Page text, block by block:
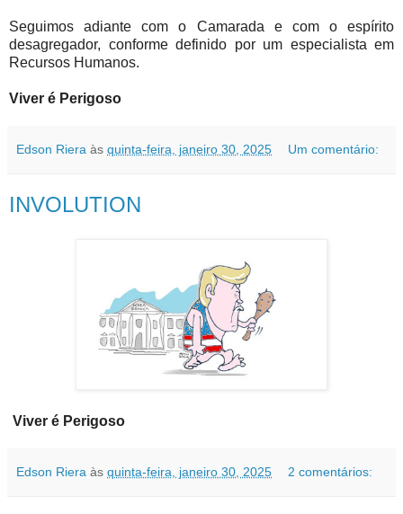
Seguimos adiante com o Camarada e com o espírito
desagregador, conforme definido por um especialista em
Recursos Humanos.
Viver é Perigoso
Edson Riera às quinta-feira, janeiro 30, 2025 Um comentário:
INVOLUTION
Viver é Perigoso
Edson Riera às quinta-feira, janeiro 30, 2025 2 comentários: